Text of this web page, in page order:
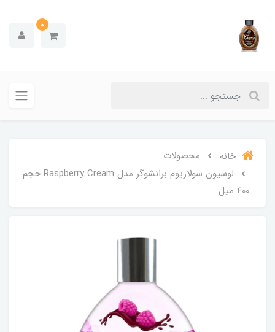
0
خانه
محصولات
لوسیون سولاریوم برانشوگر مدل Raspberry Cream حجم
400 میل